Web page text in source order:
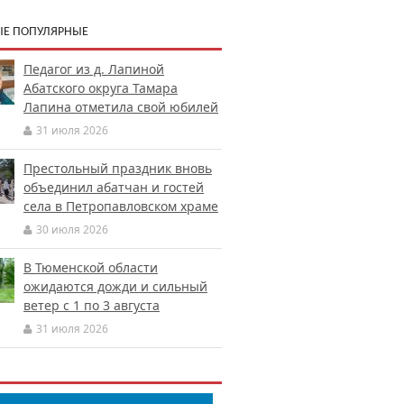
ПОПУЛЯРНЫЕ
Педагог из д. Лапиной
Абатского округа Тамара
Лапина отметила свой юбилей
31 июля 2026
Престольный праздник вновь
объединил абатчан и гостей
села в Петропавловском храме
30 июля 2026
В Тюменской области
ожидаются дожди и сильный
ветер с 1 по 3 августа
31 июля 2026